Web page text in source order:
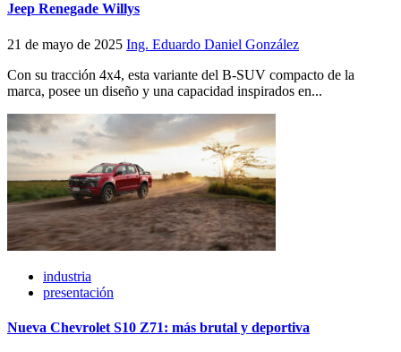
Jeep Renegade Willys
21 de mayo de 2025 Ing. Eduardo Daniel González
Con su tracción 4x4, esta variante del B-SUV compacto de la
marca, posee un diseño y una capacidad inspirados en...
industria
presentación
Nueva Chevrolet S10 Z71: más brutal y deportiva